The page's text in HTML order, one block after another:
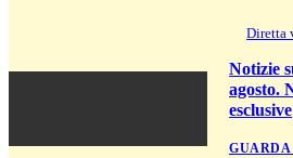
Diretta
Notizie
agosto.
esclusive
guarda